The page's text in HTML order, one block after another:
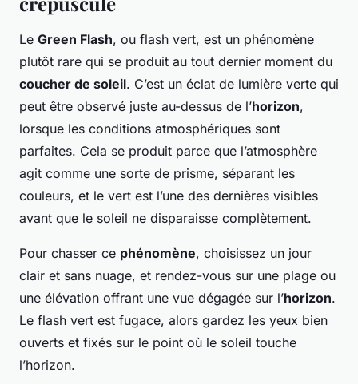
Le Green Flash, ou flash vert, est un phénomène
plutôt rare qui se produit au tout dernier moment du
coucher de soleil. C’est un éclat de lumière verte qui
peut être observé juste au-dessus de l’horizon,
lorsque les conditions atmosphériques sont
parfaites. Cela se produit parce que l’atmosphère
agit comme une sorte de prisme, séparant les
couleurs, et le vert est l’une des dernières visibles
avant que le soleil ne disparaisse complètement.
Pour chasser ce phénomène, choisissez un jour
clair et sans nuage, et rendez-vous sur une plage ou
une élévation offrant une vue dégagée sur l’horizon.
Le flash vert est fugace, alors gardez les yeux bien
ouverts et fixés sur le point où le soleil touche
l’horizon.